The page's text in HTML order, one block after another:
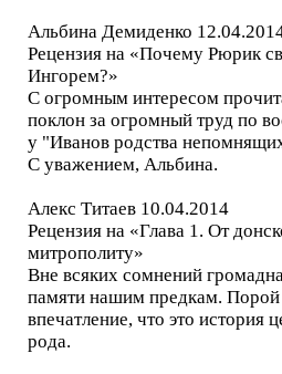
Альбина Демиденко
Рецензия на «Почему Рюрик
Ингорем?»
С огромным интересом
поклон за огромный труд по
у "Иванов родства
С уважением, Альбина.
Алекс Титаев 10.04.2014
Рецензия на «Глава 1. От
митрополиту»
Вне всяких сомнений
памяти нашим предкам. Порой
впечатление, что это история
рода.